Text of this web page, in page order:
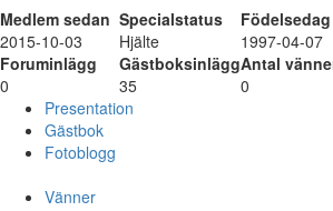
Medlem sedan Specialstatus
Födelsedag
2015-10-03
Hjälte
1997-04-07
Foruminlägg
GästboksinläggAntal
0
35
0
Presentation
Gästbok
Fotoblogg
Vänner